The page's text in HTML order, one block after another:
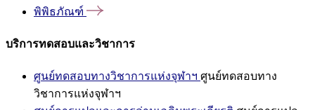
พิพิธภัณฑ์
บริการทดสอบและวิชาการ
ศูนย์ทดสอบทางวิชาการแห่งจุฬาฯ ศูนย์ทดสอบทาง
วิชาการแห่งจุฬาฯ